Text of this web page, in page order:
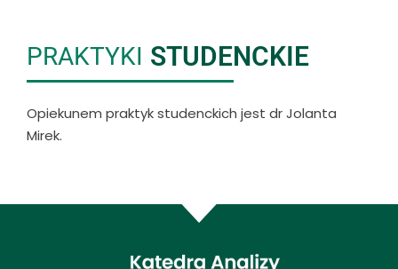
PRAKTYKI STUDENCKIE
Opiekunem praktyk studenckich jest dr Jolanta
Mirek.